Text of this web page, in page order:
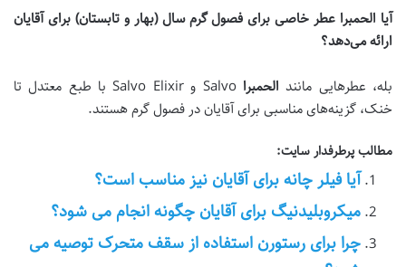
آیا الحمبرا عطر خاصی برای فصول گرم سال (بهار و تابستان) برای آقایان
ارائه می‌دهد؟
بله، عطرهایی مانند الحمبرا
Salvo و Salvo Elixir با طبع معتدل تا
خنک، گزینه‌های مناسبی برای آقایان در فصول گرم هستند.
مطالب پرطرفدار سایت:
آیا فیلر چانه برای آقایان نیز مناسب است؟
میکروبلیدنیگ برای آقایان چگونه انجام می شود؟
چرا برای رستورن استفاده از سقف متحرک توصیه می